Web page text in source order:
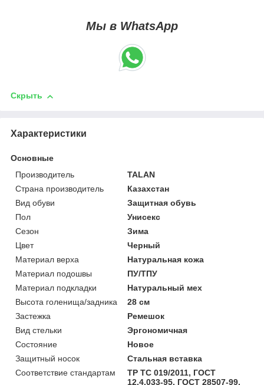
Мы в WhatsApp
Скрыть
Характеристики
Основные
Производитель
TALAN
Страна производитель
Казахстан
Вид обуви
Защитная обувь
Пол
Унисекс
Сезон
Зима
Цвет
Черный
Материал верха
Натуральная кожа
Материал подошвы
ПУ/ТПУ
Материал подкладки
Натуральный мех
Высота голенища/задника
28 см
Застежка
Ремешок
Вид стельки
Эргономичная
Состояние
Новое
Защитный носок
Стальная вставка
Соответствие стандартам
ТР ТС 019/2011, ГОСТ
12.4.033-95, ГОСТ 28507-99,